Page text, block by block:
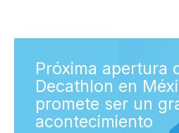
Próxima apertura
Decathlon en
promete ser un
acontecimiento